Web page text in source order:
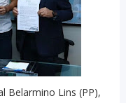
Belarmino Lins (PP),